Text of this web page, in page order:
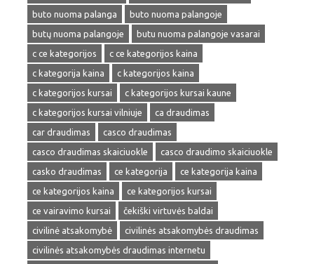
buto nuoma palanga
buto nuoma palangoje
butų nuoma palangoje
butu nuoma palangoje vasarai
c ce kategorijos
c ce kategorijos kaina
c kategorija kaina
c kategorijos kaina
c kategorijos kursai
c kategorijos kursai kaune
c kategorijos kursai vilniuje
ca draudimas
car draudimas
casco draudimas
casco draudimas skaiciuokle
casco draudimo skaiciuokle
casko draudimas
ce kategorija
ce kategorija kaina
ce kategorijos kaina
ce kategorijos kursai
ce vairavimo kursai
čekiški virtuvės baldai
civilinė atsakomybė
civilinės atsakomybės draudimas
civilinės atsakomybės draudimas internetu